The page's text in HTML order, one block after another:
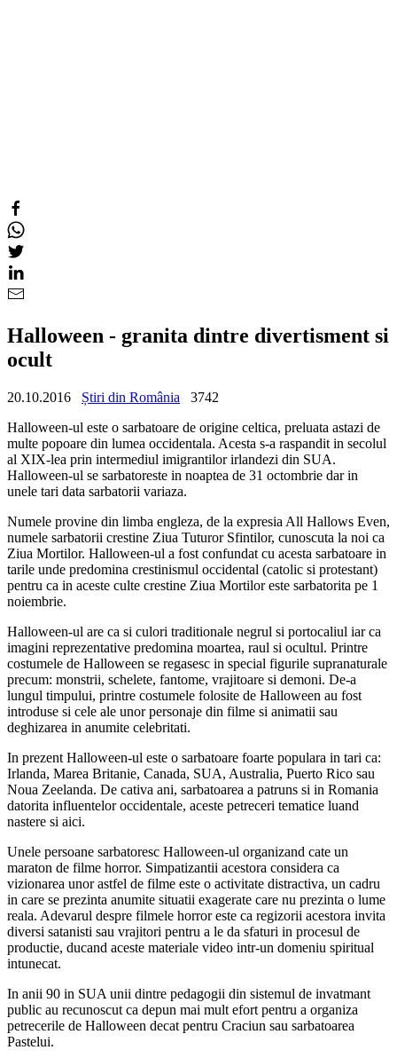
Halloween - granita dintre divertisment si
ocult
20.10.2016 Știri din România
3742
Halloween-ul este o sarbatoare de origine celtica, preluata astazi de
multe popoare din lumea occidentala. Acesta s-a raspandit in secolul
al XIX-lea prin intermediul imigrantilor irlandezi din SUA.
Halloween-ul se sarbatoreste in noaptea de 31 octombrie dar in
unele tari data sarbatorii variaza.
Numele provine din limba engleza, de la expresia All Hallows Even,
numele sarbatorii crestine Ziua Tuturor Sfintilor, cunoscuta la noi ca
Ziua Mortilor. Halloween-ul a fost confundat cu acesta sarbatoare in
tarile unde predomina crestinismul occidental (catolic si protestant)
pentru ca in aceste culte crestine Ziua Mortilor este sarbatorita pe 1
noiembrie.
Halloween-ul are ca si culori traditionale negrul si portocaliul iar ca
imagini reprezentative predomina moartea, raul si ocultul. Printre
costumele de Halloween se regasesc in special figurile supranaturale
precum: monstrii, schelete, fantome, vrajitoare si demoni. De-a
lungul timpului, printre costumele folosite de Halloween au fost
introduse si cele ale unor personaje din filme si animatii sau
deghizarea in anumite celebritati.
In prezent Halloween-ul este o sarbatoare foarte populara in tari ca:
Irlanda, Marea Britanie, Canada, SUA, Australia, Puerto Rico sau
Noua Zeelanda. De cativa ani, sarbatoarea a patruns si in Romania
datorita influentelor occidentale, aceste petreceri tematice luand
nastere si aici.
Unele persoane sarbatoresc Halloween-ul organizand cate un
maraton de filme horror. Simpatizantii acestora considera ca
vizionarea unor astfel de filme este o activitate distractiva, un cadru
in care se prezinta anumite situatii exagerate care nu prezinta o lume
reala. Adevarul despre filmele horror este ca regizorii acestora invita
diversi satanisti sau vrajitori pentru a le da sfaturi in procesul de
productie, ducand aceste materiale video intr-un domeniu spiritual
intunecat.
In anii 90 in SUA unii dintre pedagogii din sistemul de invatmant
public au recunoscut ca depun mai mult efort pentru a organiza
petrecerile de Halloween decat pentru Craciun sau sarbatoarea
Pastelui.